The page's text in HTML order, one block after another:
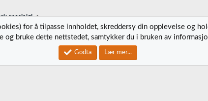
spesialøl
Community platform by XenForo ®
for å tilpasse innholdet, skreddersy din opplevelse og
og bruke dette nettstedet, samtykker du i bruken av
Godta Lær mer...